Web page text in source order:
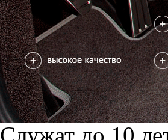
Коврик на центральный тоннель
отдельно или слитно с задним
ковриком
можете уточнить
Отдельно
Слитно с левым
Слитно с правым
Фурнитура